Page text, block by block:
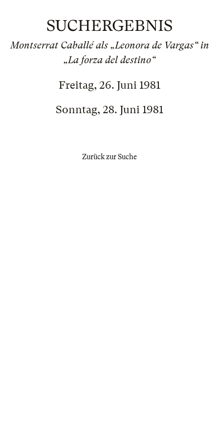
SUCHERGEBNIS
Montserrat Caballé als „Leonora de Vargas“ in
„La forza del destino“
Freitag, 26. Juni 1981
Sonntag, 28. Juni 1981
Zurück zur Suche